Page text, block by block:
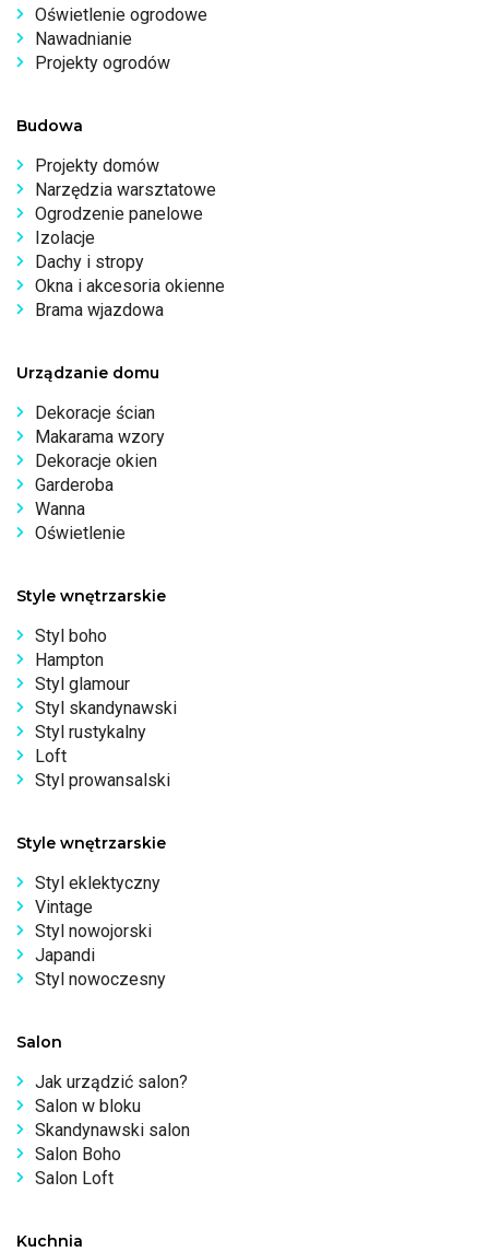
Oświetlenie ogrodowe
Nawadnianie
Projekty ogrodów
Budowa
Projekty domów
Narzędzia warsztatowe
Ogrodzenie panelowe
Izolacje
Dachy i stropy
Okna i akcesoria okienne
Brama wjazdowa
Urządzanie domu
Dekoracje ścian
Makarama wzory
Dekoracje okien
Garderoba
Wanna
Oświetlenie
Style wnętrzarskie
Styl boho
Hampton
Styl glamour
Styl skandynawski
Styl rustykalny
Loft
Styl prowansalski
Style wnętrzarskie
Styl eklektyczny
Vintage
Styl nowojorski
Japandi
Styl nowoczesny
Salon
Jak urządzić salon?
Salon w bloku
Skandynawski salon
Salon Boho
Salon Loft
Kuchnia